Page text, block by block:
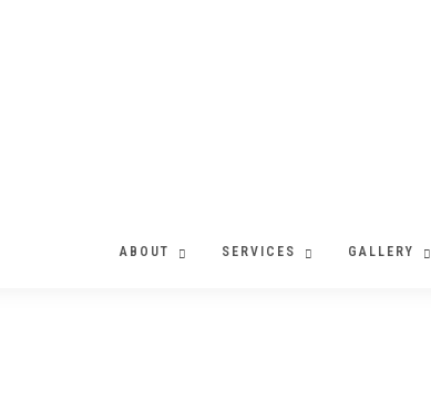
ABOUT SERVICES GALLERY